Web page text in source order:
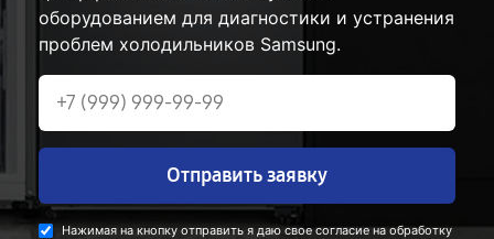
оборудованием для диагностики и устранения
проблем холодильников Samsung.
Отправить заявку
Нажимая на кнопку отправить я даю свое согласие на обработку